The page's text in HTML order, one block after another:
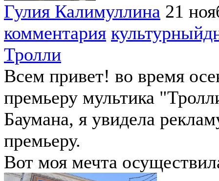
Гулия Калимуллина 21
комментария
Тролли
Всем привет! во время
премьеру мультика
Баумана, я увидела
премьеру.
Вот моя мечта